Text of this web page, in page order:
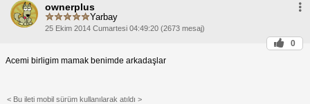
ownerplus
Yarbay
25 Ekim 2014 Cumartesi 04:49:20 (2673 mesaj)
0
Acemi birligim mamak benimde arkadaşlar
< Bu ileti mobil sürüm kullanılarak atıldı >